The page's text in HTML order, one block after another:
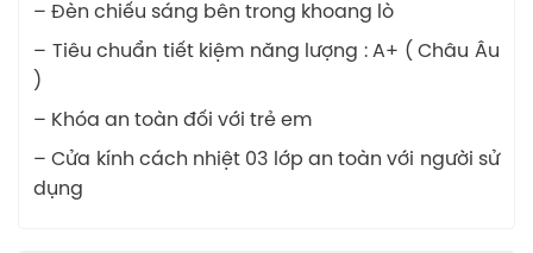
– Đèn chiếu sáng bên trong khoang lò
– Tiêu chuẩn tiết kiệm năng lượng : A+ ( Châu Âu
)
– Khóa an toàn đối với trẻ em
– Cửa kính cách nhiệt 03 lớp an toàn với người sử
dụng